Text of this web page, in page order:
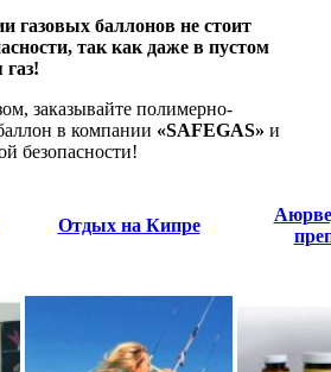
газовых баллонов не стоит
так как даже в пустом
газ!
заказывайте полимерно-
в компании «SAFEGAS» и
безопасности!
Отдых на Кипре